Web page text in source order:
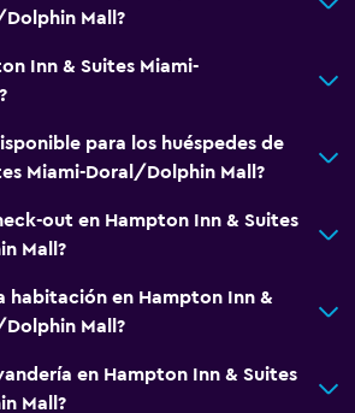
tintorería
comunes
Mall?
Inn & Suites Miami-
para los huéspedes de
Miami-Doral/Dolphin Mall?
out en Hampton Inn & Suites
Mall?
habitación en Hampton Inn &
Mall?
en Hampton Inn & Suites
Mall?